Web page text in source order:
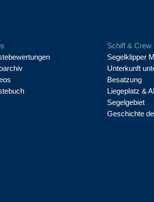
Schiff & Crew
Segelklipper
Unterkunft
Besatzung
Liegeplatz &
Segelgebiet
Geschichte